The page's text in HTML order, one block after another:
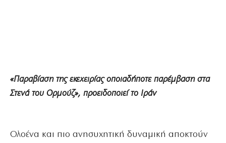
«Παραβίαση της εκεχειρίας οποιαδήποτε παρέμβαση στα
Στενά του Ορμούζ», προειδοποιεί το Ιράν
Ολοένα και πιο ανησυχητική δυναμική αποκτούν